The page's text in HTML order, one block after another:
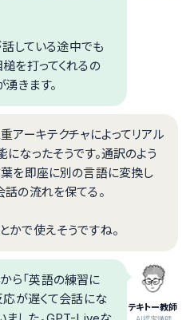
している途中でも
槌を打ってくれるの
きます。
アーキテクチャによってリアル
なったそうです。通訳のよう
葉を即座に別の言語に変換し
話の流れを保てる。
かで使えそうですね。
テキトー教師
ら「英語の練習に
が遅くて会話にな